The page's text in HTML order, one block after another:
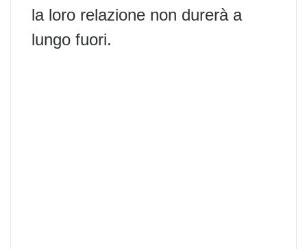
la loro relazione non durerà a
lungo fuori.